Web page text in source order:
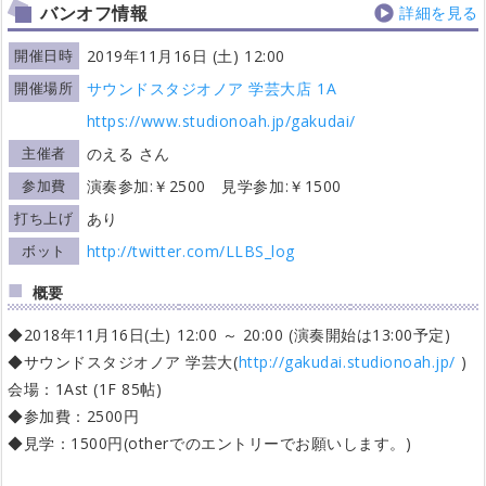
バンオフ情報 詳細を見る
開催日時 2019年11月16日 (土) 12:00
開催場所
サウンドスタジオノア 学芸大店 1A
https://www.studionoah.jp/gakudai/
主催者 のえる さん
参加費 演奏参加:￥2500 見学参加:￥1500
打ち上げ あり
ボット
http://twitter.com/LLBS_log
概要
◆2018年11月16日(土) 12:00 ～ 20:00 (演奏開始は13:00予定)
◆サウンドスタジオノア 学芸大(http://gakudai.studionoah.jp/ )
会場：1Ast (1F 85帖)
◆参加費：2500円
◆見学：1500円(otherでのエントリーでお願いします。)